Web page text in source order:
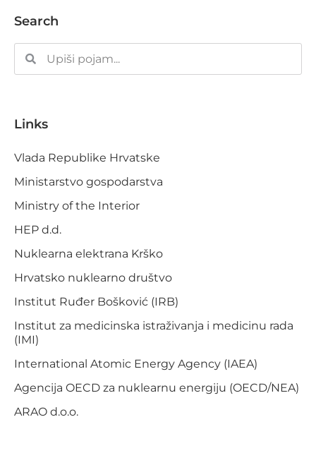
Search
Links
Vlada Republike Hrvatske
Ministarstvo gospodarstva
Ministry of the Interior
HEP d.d.
Nuklearna elektrana Krško
Hrvatsko nuklearno društvo
Institut Ruđer Bošković (IRB)
Institut za medicinska istraživanja i medicinu rada
(IMI)
International Atomic Energy Agency (IAEA)
Agencija OECD za nuklearnu energiju (OECD/NEA)
ARAO d.o.o.